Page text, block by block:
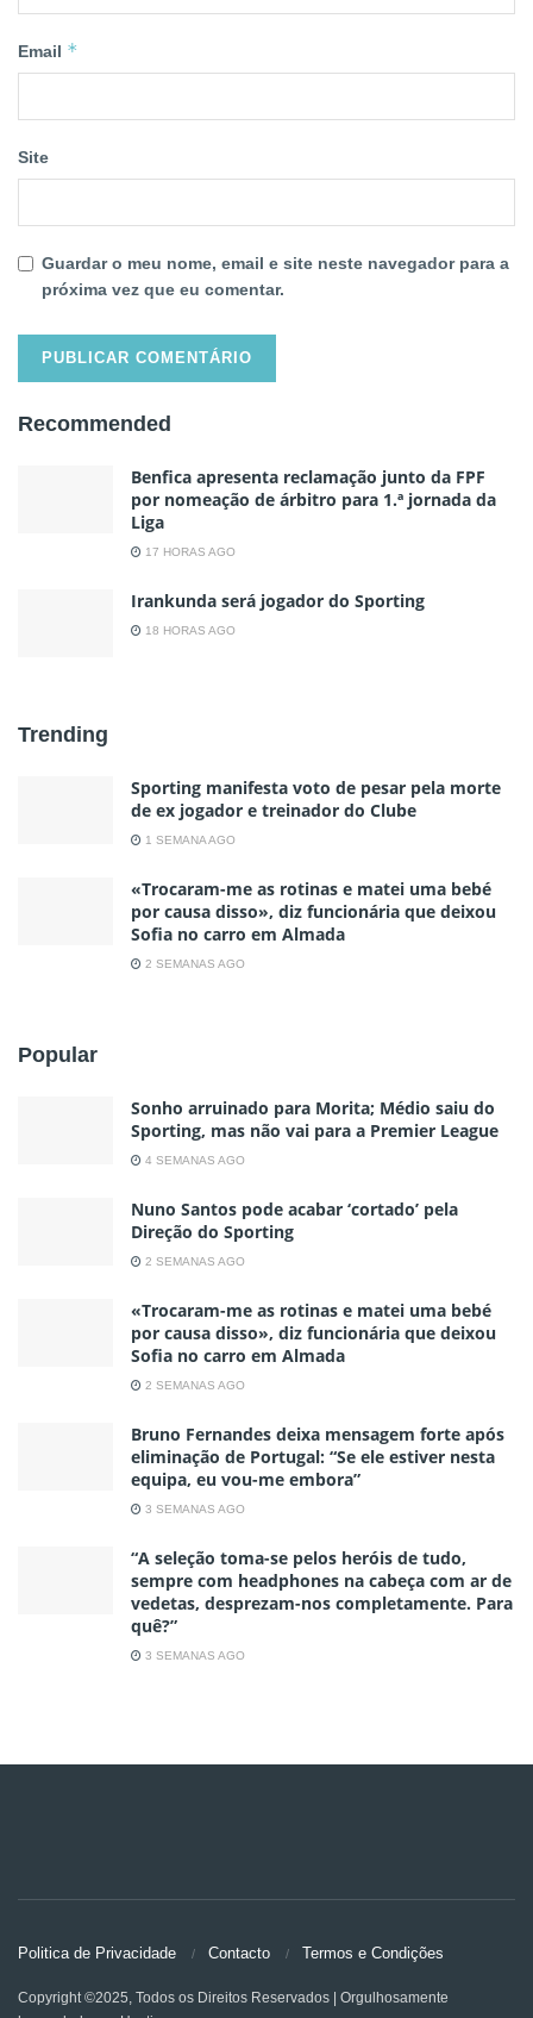
Email *
Site
Guardar o meu nome, email e site neste navegador para a
próxima vez que eu comentar.
Recommended
Benfica apresenta reclamação junto da FPF
por nomeação de árbitro para 1.ª jornada da
Liga
17 HORAS AGO
Irankunda será jogador do Sporting
18 HORAS AGO
Trending
Sporting manifesta voto de pesar pela morte
de ex jogador e treinador do Clube
1 SEMANA AGO
«Trocaram-me as rotinas e matei uma bebé
por causa disso», diz funcionária que deixou
Sofia no carro em Almada
2 SEMANAS AGO
Popular
Sonho arruinado para Morita; Médio saiu do
Sporting, mas não vai para a Premier League
4 SEMANAS AGO
Nuno Santos pode acabar ‘cortado’ pela
Direção do Sporting
2 SEMANAS AGO
«Trocaram-me as rotinas e matei uma bebé
por causa disso», diz funcionária que deixou
Sofia no carro em Almada
2 SEMANAS AGO
Bruno Fernandes deixa mensagem forte após
eliminação de Portugal: “Se ele estiver nesta
equipa, eu vou-me embora”
3 SEMANAS AGO
“A seleção toma-se pelos heróis de tudo,
sempre com headphones na cabeça com ar de
vedetas, desprezam-nos completamente. Para
quê?”
3 SEMANAS AGO
Politica de Privacidade Contacto Termos e Condições
Copyright ©2025, Todos os Direitos Reservados | Orgulhosamente